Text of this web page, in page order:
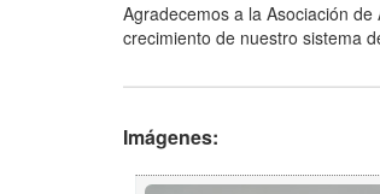
Agradecemos a la Asociación
crecimiento de nuestro sistema
Imágenes: